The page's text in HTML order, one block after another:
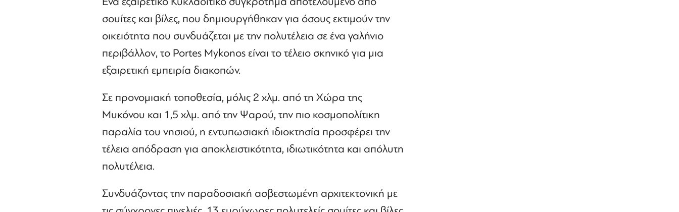
σουίτες και βίλες, που δημιουργήθηκαν για όσους εκτιμούν την
οικειότητα που συνδυάζεται με την πολυτέλεια σε ένα γαλήνιο
περιβάλλον, το Portes Mykonos είναι το τέλειο σκηνικό για μια
εξαιρετική εμπειρία διακοπών.
Σε προνομιακή τοποθεσία, μόλις 2 χλμ. από τη Χώρα της
Μυκόνου και 1,5 χλμ. από την Ψαρού, την πιο κοσμοπολίτικη
παραλία του νησιού, η εντυπωσιακή ιδιοκτησία προσφέρει την
τέλεια απόδραση για αποκλειστικότητα, ιδιωτικότητα και απόλυτη
πολυτέλεια.
Συνδυάζοντας την παραδοσιακή ασβεστωμένη αρχιτεκτονική με